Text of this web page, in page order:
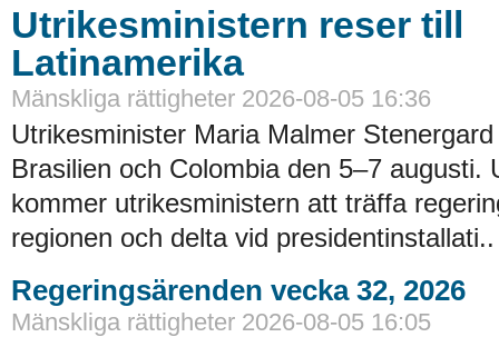
Utrikesministern reser till
Latinamerika
Mänskliga rättigheter 2026-08-05 16:36
Utrikesminister Maria Malmer
Brasilien och Colombia den 5–7 augusti.
kommer utrikesministern att träffa
regionen och delta vid presidentinstallati..
Regeringsärenden vecka 32, 2026
Mänskliga rättigheter 2026-08-05 16:05